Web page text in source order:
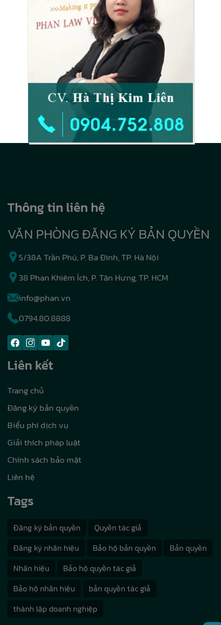
Thông tin liên hệ
VĂN PHÒNG ĐĂNG KÝ BẢN QUYỀN
5/38A Trần Phú, P. Ba Đình, TP. Hà Nội
38 Phan Khiêm Ích, P. Tân Hưng, TP. HCM
info@phan.vn
0794.80.8888
Liên kết
Trang chủ
Đăng ký bản quyền
Biểu phí dịch vụ
Giải thích pháp luật
Chính sách bảo mật
Liên hệ
Tags
Đăng ký bản quyền
Quyền tác giả
Đăng ký nhãn hiệu
Bảo hộ bản quyền
Bản quyền
Nhãn hiệu
Bảo hộ quyền tác giả
Bảo hộ nhãn hiệu
bản quyền tác giả
thành lập doanh nghiệp